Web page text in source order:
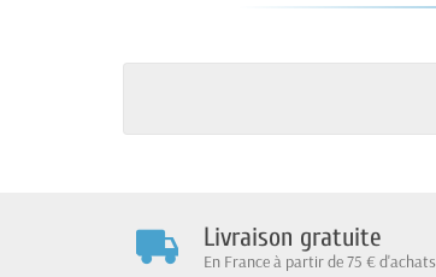
Livraison gratuite
En France à partir de 75 € d'achats